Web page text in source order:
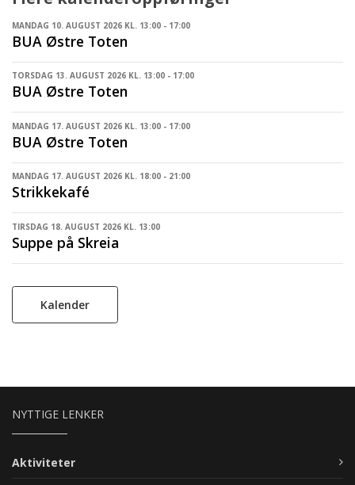
MANDAG 10. AUGUST 2026 KL. 13:00 - 17:00
BUA Østre Toten
TORSDAG 13. AUGUST 2026 KL. 13:00 - 17:00
BUA Østre Toten
MANDAG 17. AUGUST 2026 KL. 13:00 - 17:00
BUA Østre Toten
MANDAG 17. AUGUST 2026 KL. 18:00 - 21:00
Strikkekafé
TIRSDAG 18. AUGUST 2026 KL. 13:00
Suppe på Skreia
Kalender
NYTTIGE LENKER
Aktiviteter